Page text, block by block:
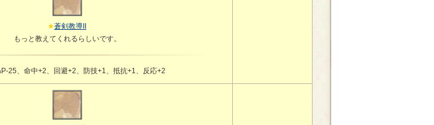
蒼剣教導II
もっと教えてくれるらしいです。
25、命中+2、回避+2、防技+1、抵抗+1、反応+2